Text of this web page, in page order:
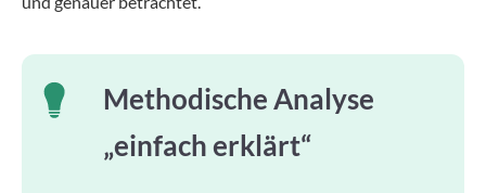
Methodische Analyse
„einfach erklärt“